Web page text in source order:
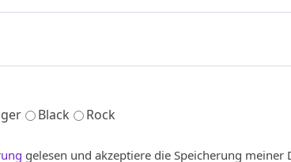
Black Rock
gelesen und akzeptiere die Speicherung meiner